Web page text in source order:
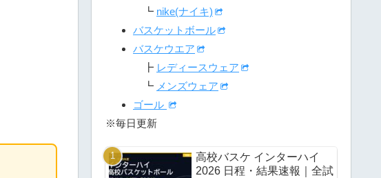
┗ nike(ナイキ)
バスケットボール
バスケウエア
┣ レディースウェア
┗ メンズウェア
ゴール
※毎日更新
高校バスケ インターハイ
2026 日程・結果速報｜全試